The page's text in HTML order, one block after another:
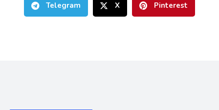
Telegram X Pinterest